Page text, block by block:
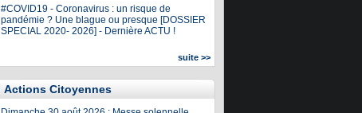
#COVID19 - Coronavirus : un risque de
pandémie ? Une blague ou presque [DOSSIER
SPECIAL 2020- 2026] - Dernière ACTU !
suite >>
Actions Citoyennes